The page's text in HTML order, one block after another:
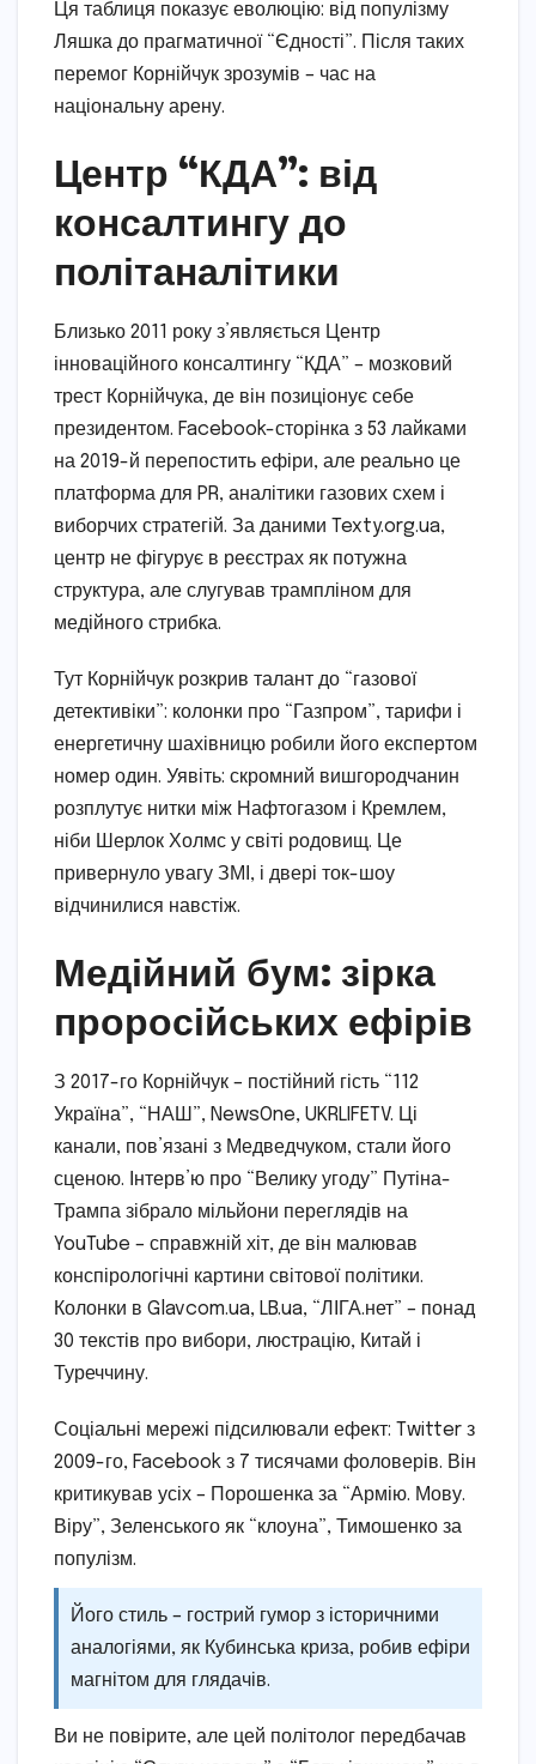
Ця таблиця показує еволюцію: від популізму
Ляшка до прагматичної “Єдності”. Після таких
перемог Корнійчук зрозумів – час на
національну арену.
Центр “КДА”: від
консалтингу до
політаналітики
Близько 2011 року з’являється Центр
інноваційного консалтингу “КДА” – мозковий
трест Корнійчука, де він позиціонує себе
президентом. Facebook-сторінка з 53 лайками
на 2019-й перепостить ефіри, але реально це
платформа для PR, аналітики газових схем і
виборчих стратегій. За даними Texty.org.ua,
центр не фігурує в реєстрах як потужна
структура, але слугував трампліном для
медійного стрибка.
Тут Корнійчук розкрив талант до “газової
детективіки”: колонки про “Газпром”, тарифи і
енергетичну шахівницю робили його експертом
номер один. Уявіть: скромний вишгородчанин
розплутує нитки між Нафтогазом і Кремлем,
ніби Шерлок Холмс у світі родовищ. Це
привернуло увагу ЗМІ, і двері ток-шоу
відчинилися навстіж.
Медійний бум: зірка
проросійських ефірів
З 2017-го Корнійчук – постійний гість “112
Україна”, “НАШ”, NewsOne, UKRLIFETV. Ці
канали, пов’язані з Медведчуком, стали його
сценою. Інтерв’ю про “Велику угоду” Путіна-
Трампа зібрало мільйони переглядів на
YouTube – справжній хіт, де він малював
конспірологічні картини світової політики.
Колонки в Glavcom.ua, LB.ua, “ЛІГА.нет” – понад
30 текстів про вибори, люстрацію, Китай і
Туреччину.
Соціальні мережі підсилювали ефект: Twitter з
2009-го, Facebook з 7 тисячами фоловерів. Він
критикував усіх – Порошенка за “Армію. Мову.
Віру”, Зеленського як “клоуна”, Тимошенко за
популізм.
Його стиль – гострий гумор з історичними
аналогіями, як Кубинська криза, робив ефіри
магнітом для глядачів.
Ви не повірите, але цей політолог передбачав